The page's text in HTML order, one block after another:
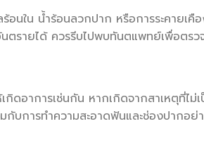
นใน น้ำร้อนลวกปาก หรือการระคายเคือ
ตรายได้ ควรรีบไปพบทันตแพทย์เพื่อตรว
ดอาการเช่นกัน หากเกิดจากสาเหตุที่ไ
กับการทำความสะอาดฟันและช่องปากอ